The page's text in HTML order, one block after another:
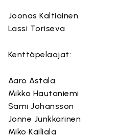
Joonas Kaltiainen
Lassi Toriseva
Kenttäpelaajat:
Aaro Astala
Mikko Hautaniemi
Sami Johansson
Jonne Junkkarinen
Miko Kailiala